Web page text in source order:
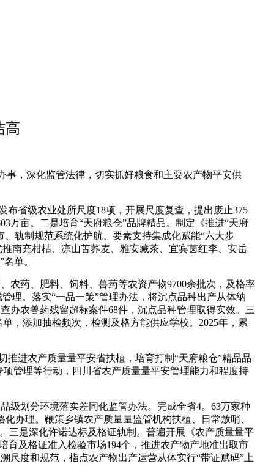
高
，深化监管法律，切实抓好粮食和主要农产物平安供
省级农业处所尺度18项，开展尺度复查，提出废止375
万亩。二是培育“天府粮仓”品牌精品。制定《推进“天府
轨制规范系统化护航、要素支持集成化赋能“六大步
南充柑桔、凉山苦荞麦、雅安藏茶、宜宾茵红李、安岳
单。
药、肥料、饲料、兽药等农资产物9700余批次，及格率
理。落实“一品一策”管理办法，将沉点品种出产从体纳
办农兽药残留超标案件68件，沉点品种管理取得实效。三
，添加抽检频次，检测及格方能供应学校。2025年，累
进农产质量量平安省扶植，培育打制“天府粮仓”精品品
管理等行动，四川省农产质量量平安管理能力和程度持
划分环境落实差同化监管办法。完成全省4。63万家种
办理。鞭策乡镇农产质量量监管机构扶植、日常放哨、
三是深化许诺达标及格证轨制。普遍开展《农产质量量平
育及格证准入检验市场194个，推进农产物产地准出取市
尺度和规范，指点农产物出产运营从体实行“带证赋码”上